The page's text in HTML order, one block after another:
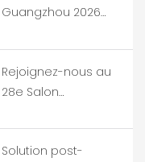
Guangzhou 2026
terminé.
Rejoignez-nous au
28e Salon
décoration du
bâtiment de Chine
Solution post-